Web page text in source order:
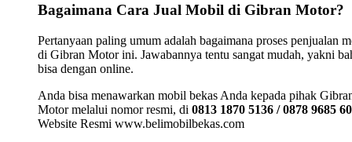
Bagaimana Cara Jual Mobil di Gibran Motor?
Pertanyaan paling umum adalah bagaimana proses penjualan
di Gibran Motor ini. Jawabannya tentu sangat mudah, yakni
bisa dengan online.
Anda bisa menawarkan mobil bekas Anda kepada pihak
Motor melalui nomor resmi, di 0813 1870 5136 / 0878 9685
Website Resmi www.belimobilbekas.com